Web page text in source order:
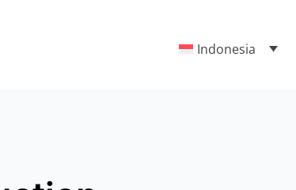
Indonesia